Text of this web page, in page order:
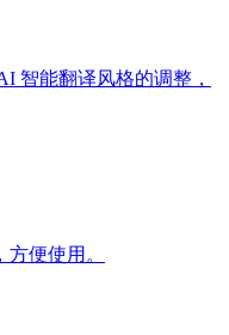
智能翻译风格的调整，
便使用。